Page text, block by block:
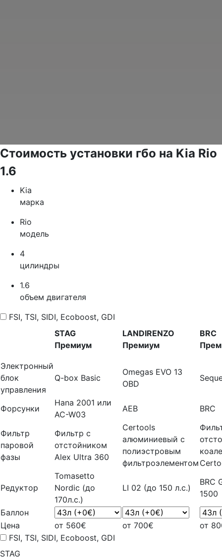
Стоимость установки гбо на Kia Rio
1.6
Kia
марка
Rio
модель
4
цилиндры
1.6
объем двигателя
FSI, TSI, SIDI, Ecoboost, GDI
STAG
Премиум
LANDIRENZO
Премиум
BRC
Электронный
блок
управления
Q-box Basic
Omegas EVO 13
OBD
Форсунки
Hana 2001 или
AC-W03
AEB BRC
Фильтр
паровой
фазы
Фильтр с
отстойником
Alex Ultra 360
Certools
алюминиевый с
полиэстровым
фильтроэлементом
Редуктор
Tomasetto
Nordic (до
170л.с.)
LI 02 (до 150 л.с.)
BRC
1500
Баллон
Цена
от 560€ от 700€
от
FSI, TSI, SIDI, Ecoboost, GDI
STAG